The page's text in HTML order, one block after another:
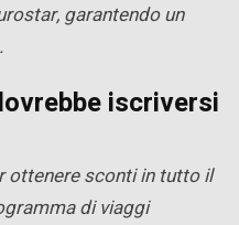
garantendo un
iscriversi
ottenere sconti in tutto il
di viaggi